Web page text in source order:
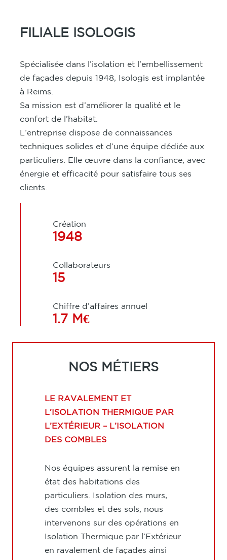
FILIALE ISOLOGIS
Spécialisée dans l’isolation et l’embellissement
de façades depuis 1948, Isologis est implantée
à Reims.
Sa mission est d’améliorer la qualité et le
confort de l’habitat.
L’entreprise dispose de connaissances
techniques solides et d’une équipe dédiée aux
particuliers. Elle œuvre dans la confiance, avec
énergie et efficacité pour satisfaire tous ses
clients.
Création
1948
Collaborateurs
15
Chiffre d’affaires annuel
1.7 M€
NOS MÉTIERS
LE RAVALEMENT ET
L’ISOLATION THERMIQUE PAR
L’EXTÉRIEUR – L’ISOLATION
DES COMBLES
Nos équipes assurent la remise en
état des habitations des
particuliers. Isolation des murs,
des combles et des sols, nous
intervenons sur des opérations en
Isolation Thermique par l’Extérieur
en ravalement de façades ainsi